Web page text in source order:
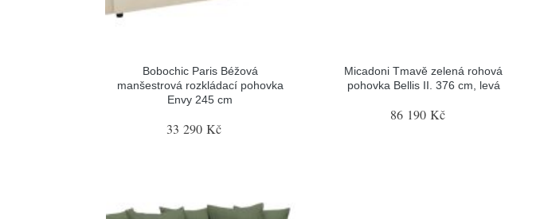
Bobochic Paris Béžová
manšestrová rozkládací pohovka
Envy 245 cm
33 290 Kč
Micadoni Tmavě zelená rohová
pohovka Bellis II. 376 cm, levá
86 190 Kč